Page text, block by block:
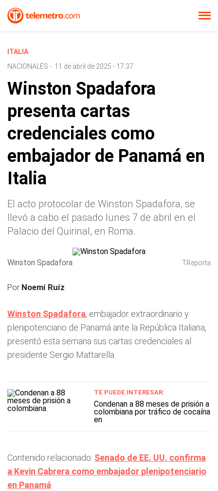
ITALIA
NACIONALES - 11 de abril de 2025 - 17:37
Winston Spadafora
presenta cartas
credenciales como
embajador de Panamá en
Italia
El acto protocolar de Winston Spadafora, se
llevó a cabo el pasado lunes 7 de abril en el
Palacio del Quirinal, en Roma.
Winston Spadafora TReporta
Por Noemí Ruíz
Winston Spadafora, embajador extraordinario y
plenipotenciario de Panamá ante la República Italiana,
presentó esta semana sus cartas credenciales al
presidente Sergio Mattarella.
TE PUEDE INTERESAR:
Condenan a 88 meses de prisión a
colombiana por tráfico de cocaína
en
Contenido relacionado: Senado de EE. UU. confirma
a Kevin Cabrera como embajador plenipotenciario
en Panamá